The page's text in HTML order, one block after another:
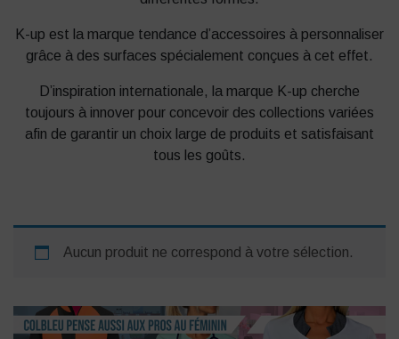
K-up est la marque tendance d’accessoires à personnaliser
grâce à des surfaces spécialement conçues à cet effet.
D’inspiration internationale, la marque K-up cherche
toujours à innover pour concevoir des collections variées
afin de garantir un choix large de produits et satisfaisant
tous les goûts.
Aucun produit ne correspond à votre sélection.